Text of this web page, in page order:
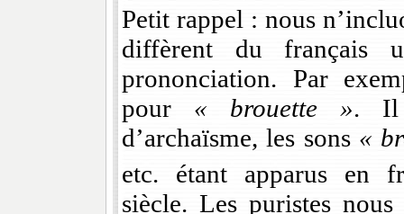
Petit rappel : nous
diffèrent du français
prononciation. Par
pour « brouette ». Il
d’archaïsme, les sons «
etc. étant apparus en
siècle. Les puristes